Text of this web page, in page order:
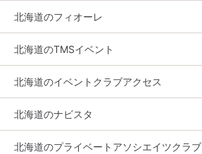
北海道のフィオーレ
北海道のTMSイベント
北海道のイベントクラブアクセス
北海道のナビスタ
北海道のプライベートアソシエイツクラブ